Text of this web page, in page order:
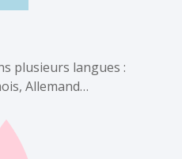
plusieurs langues :
Allemand…